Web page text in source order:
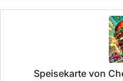
Speisekarte von